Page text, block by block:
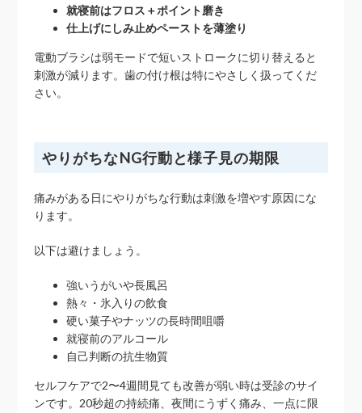
就寝前はフロス＋ポイント磨き
仕上げにしみ止めペーストを薄塗り
電動ブラシは弱モードで短いストロークに切り替えると
刺激が減ります。歯の付け根は特にやさしく扱ってくだ
さい。
やりがちなNG行動と様子見の期限
痛みがある日にやりがちな行動は刺激を増やす原因にな
ります。
以下は避けましょう。
強いうがいや長風呂
熱々・氷入りの飲食
硬い菓子やナッツの長時間咀嚼
就寝前のアルコール
自己判断の抗生物質
セルフケアで2〜4週間見ても改善が弱い時は受診のサイ
ンです。20秒超の持続痛、夜間にうずく痛み、一点に限